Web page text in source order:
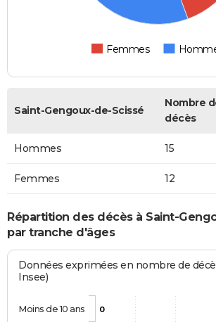
Femmes
Saint-Gengoux-de-Scissé
Nombre
décès
Hommes 15
Femmes 12
Répartition des décès à Saint-
par tranche d'âges
Données exprimées en nombre de
Insee)
0
Moins de 10 ans